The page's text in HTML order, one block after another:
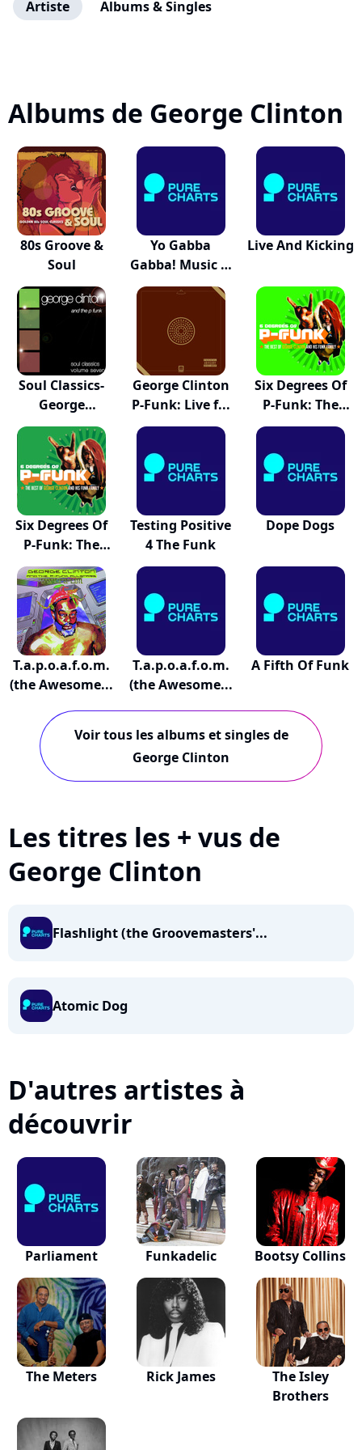
Artiste Albums & Singles
Albums de George Clinton
80s Groove &
Soul
Yo Gabba
Gabba! Music Is
Awes...
Live And Kicking
Soul Classics-
George
Clinton-...
George Clinton
P-Funk: Live f...
Six Degrees Of
P-Funk: The
Be...
Six Degrees Of
P-Funk: The
Be...
Testing Positive
4 The Funk
Dope Dogs
T.a.p.o.a.f.o.m.
(the Awesome...
T.a.p.o.a.f.o.m.
(the Awesome...
A Fifth Of Funk
Voir tous les albums et singles de
George Clinton
Les titres les + vus de
George Clinton
Flashlight (the Groovemasters'...
Atomic Dog
D'autres artistes à
découvrir
Parliament Funkadelic Bootsy Collins
The Meters Rick James
The Isley
Brothers